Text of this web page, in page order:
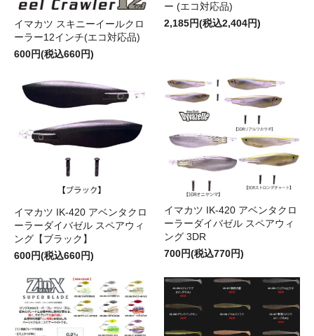
イマカツ スキニーイールクロ
ーラー12インチ(エコ対応品)
600円(税込660円)
ー (エコ対応品)
2,185円(税込2,404円)
イマカツ IK-420 アベンタクロ
ーラーダイバゼル スペアウィ
ング【ブラック】
600円(税込660円)
イマカツ IK-420 アベンタクロ
ーラーダイバゼル スペアウィ
ング 3DR
700円(税込770円)